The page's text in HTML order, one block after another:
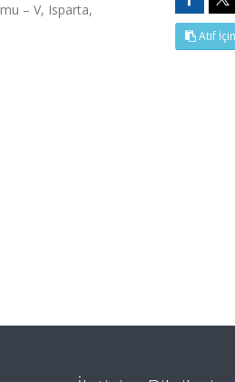
– V, Isparta,
Atıf